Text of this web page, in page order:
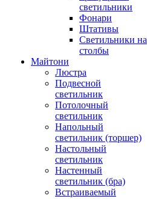
светильники
Фонари
Штативы
Светильники на
столбы
Майтони
Люстра
Подвесной
светильник
Потолочный
светильник
Напольный
светильник (торшер)
Настольный
светильник
Настенный
светильник (бра)
Встраиваемый